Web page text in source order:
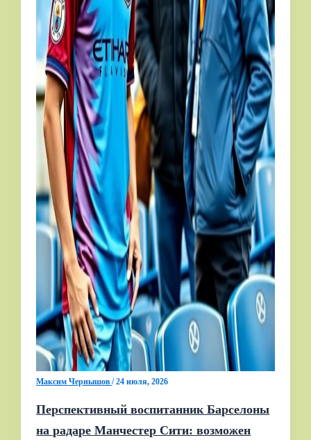
Максим Чернышов/24 июля, 2026
Перспективный воспитанник Барселоны
на радаре Манчестер Сити: возможен